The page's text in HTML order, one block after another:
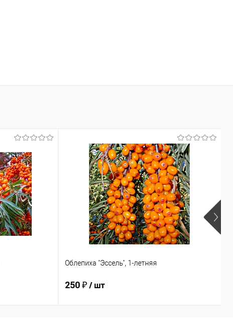
Облепиха "Эссель", 1-летняя
250 ₽/ шт